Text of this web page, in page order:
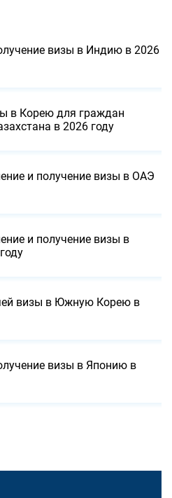
визы в Индию в 2026
в Корею для граждан
в 2026 году
и получение визы в ОАЭ
и получение визы в
визы в Южную Корею в
визы в Японию в